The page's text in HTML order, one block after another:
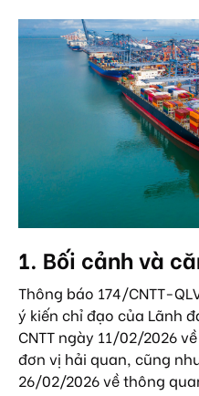
1. Bối cảnh và
Thông báo 174/CNTT-
ý kiến chỉ đạo của Lãnh
CNTT ngày 11/02/2026
đơn vị hải quan, cũng
26/02/2026 về thông